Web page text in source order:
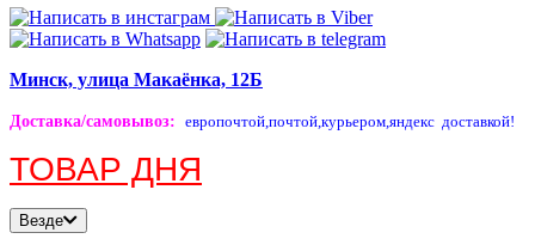
Минск, улица Макаёнка, 12Б
Доставка/самовывоз: европочтой,почтой,курьером,яндекс доставкой!
ТОВАР ДНЯ
Везде